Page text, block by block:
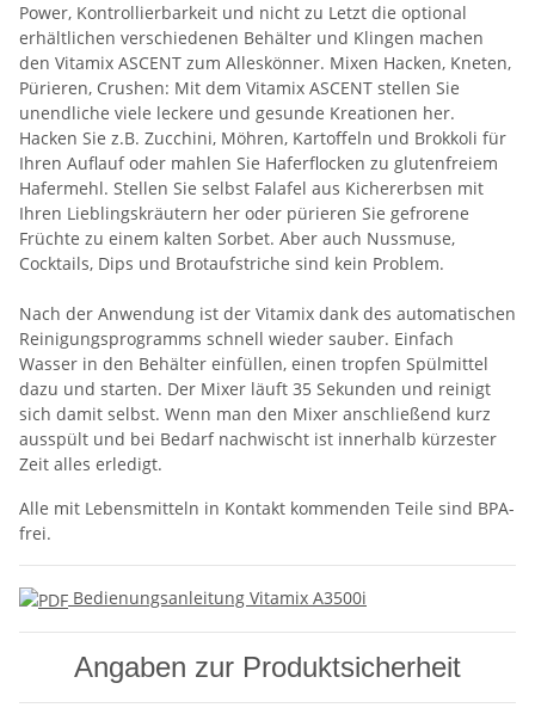
Power, Kontrollierbarkeit und nicht zu Letzt die optional
erhältlichen verschiedenen Behälter und Klingen machen
den Vitamix ASCENT zum Alleskönner. Mixen Hacken, Kneten,
Pürieren, Crushen: Mit dem Vitamix ASCENT stellen Sie
unendliche viele leckere und gesunde Kreationen her.
Hacken Sie z.B. Zucchini, Möhren, Kartoffeln und Brokkoli für
Ihren Auflauf oder mahlen Sie Haferflocken zu glutenfreiem
Hafermehl. Stellen Sie selbst Falafel aus Kichererbsen mit
Ihren Lieblingskräutern her oder pürieren Sie gefrorene
Früchte zu einem kalten Sorbet. Aber auch Nussmuse,
Cocktails, Dips und Brotaufstriche sind kein Problem.
Nach der Anwendung ist der Vitamix dank des automatischen
Reinigungsprogramms schnell wieder sauber. Einfach
Wasser in den Behälter einfüllen, einen tropfen Spülmittel
dazu und starten. Der Mixer läuft 35 Sekunden und reinigt
sich damit selbst. Wenn man den Mixer anschließend kurz
ausspült und bei Bedarf nachwischt ist innerhalb kürzester
Zeit alles erledigt.
Alle mit Lebensmitteln in Kontakt kommenden Teile sind BPA-
frei.
Bedienungsanleitung Vitamix A3500i
Angaben zur Produktsicherheit